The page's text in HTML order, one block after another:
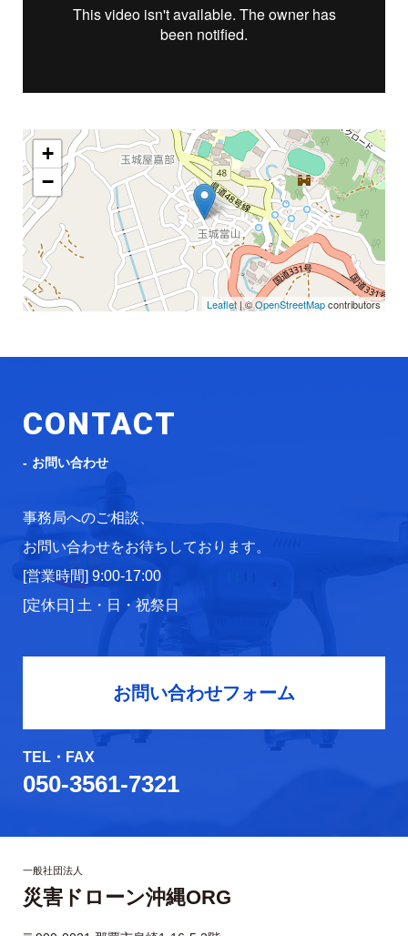
+
−
Leaflet| ©OpenStreetMapcontributors
CONTACT
お問い合わせ
事務局へのご相談、
お問い合わせをお待ちしております。
[営業時間] 9:00-17:00
[定休日] 土・日・祝祭日
お問い合わせフォーム
TEL・FAX
050-3561-7321
一般社団法人
災害ドローン沖縄ORG